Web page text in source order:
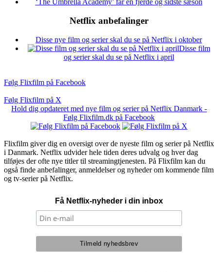
‘The Umbrella Academy’ får en fjerde og sidste sæson
Netflix anbefalinger
Disse nye film og serier skal du se på Netflix i oktober
Disse film
og serier skal du se på Netflix i april
Følg Flixfilm på Facebook
Følg Flixfilm på X
Hold dig opdateret med nye film og serier på Netflix Danmark -
Følg Flixfilm.dk på Facebook
Flixfilm giver dig en oversigt over de nyeste film og serier på Netflix
i Danmark. Netflix udvider hele tiden deres udvalg og hver dag
tilføjes der ofte nye titler til streamingtjenesten. På Flixfilm kan du
også finde anbefalinger, anmeldelser og nyheder om kommende film
og tv-serier på Netflix.
Få Netflix-nyheder i din inbox